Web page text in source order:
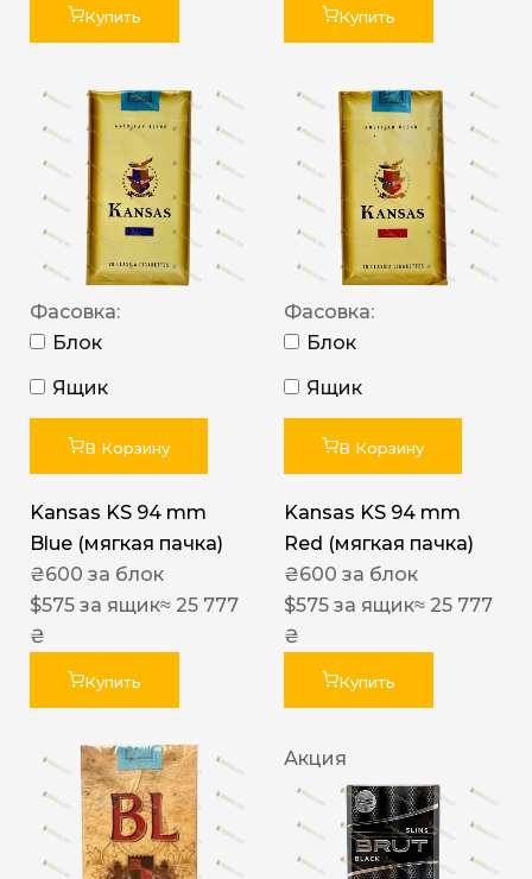
Купить Купить
Фасовка:
Блок
Ящик
В Корзину
Kansas KS 94 mm
Blue (мягкая пачка)
₴600 за блок
$575 за ящик≈ 25 777
₴
Купить
Фасовка:
Блок
Ящик
В Корзину
Kansas KS 94 mm
Red (мягкая пачка)
₴600 за блок
$575 за ящик≈ 25 777
₴
Купить
Акция